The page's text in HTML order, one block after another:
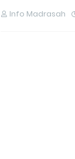
Info Madrasah